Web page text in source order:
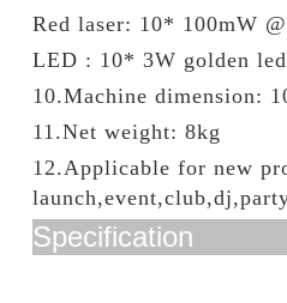
Red laser: 10* 100mW
LED : 10* 3W golden
10.Machine dimension:
11.Net weight: 8kg
12.Applicable for new
Specification